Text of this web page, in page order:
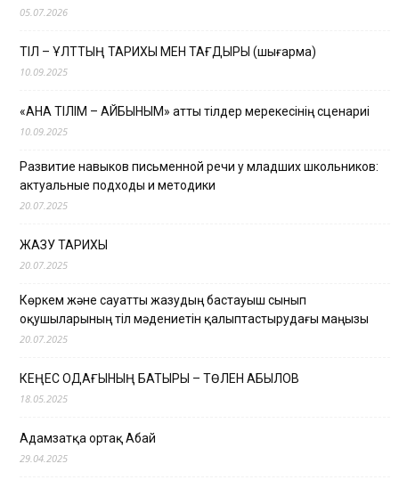
05.07.2026
ТІЛ – ҰЛТТЫҢ ТАРИХЫ МЕН ТАҒДЫРЫ (шығарма)
10.09.2025
«АНА ТІЛІМ – АЙБЫНЫМ» атты тілдер мерекесінің сценариі
10.09.2025
Развитие навыков письменной речи у младших школьников:
актуальные подходы и методики
20.07.2025
ЖАЗУ ТАРИХЫ
20.07.2025
Көркем және сауатты жазудың бастауыш сынып
оқушыларының тіл мәдениетін қалыптастырудағы маңызы
20.07.2025
КЕҢЕС ОДАҒЫНЫҢ БАТЫРЫ – ТӨЛЕН ҚАБЫЛОВ
18.05.2025
Адамзатқа ортақ Абай
29.04.2025